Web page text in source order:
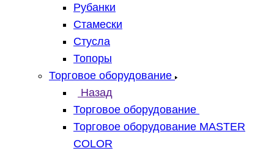
Рубанки
Стамески
Стусла
Топоры
Торговое оборудование
Назад
Торговое оборудование
Торговое оборудование MASTER
COLOR